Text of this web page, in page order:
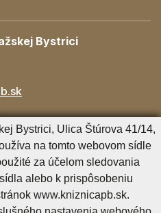
Bystrici
informáciíVyhlásenie o prístupnosti
Bystrici, Ulica Štúrova 41/14,
na tomto webovom sídle
za účelom sledovania
alebo k prispôsobeniu
www.kniznicapb.sk.